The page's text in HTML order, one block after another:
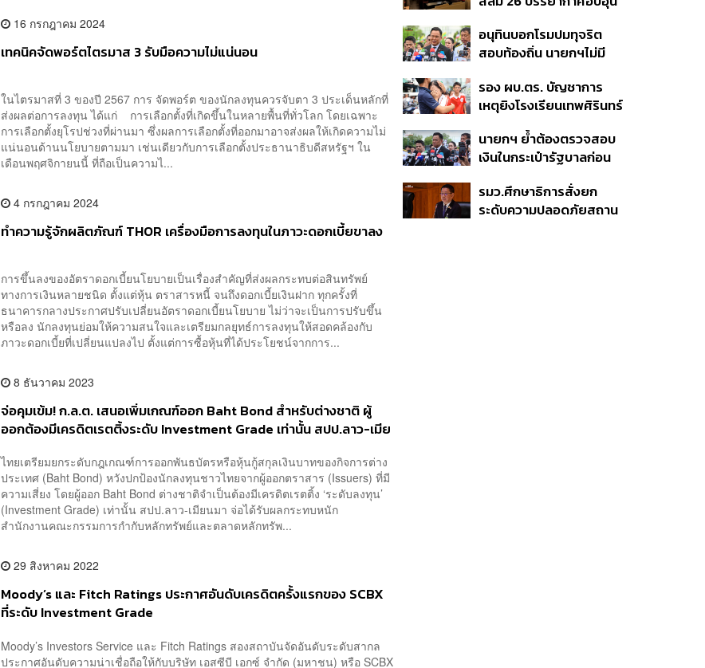
16 กรกฎาคม 2024
เทคนิคจัดพอร์ตไตรมาส 3 รับมือความไม่แน่นอน
ในไตรมาสที่ 3 ของปี 2567 การ จัดพอร์ต ของนักลงทุนควรจับตา 3 ประเด็นหลักที่
ส่งผลต่อการลงทุน ได้แก่ การเลือกตั้งที่เกิดขึ้นในหลายพื้นที่ทั่วโลก โดยเฉพาะ
การเลือกตั้งยุโรปช่วงที่ผ่านมา ซึ่งผลการเลือกตั้งที่ออกมาอาจส่งผลให้เกิดความไม่
แน่นอนด้านนโยบายตามมา เช่นเดียวกับการเลือกตั้งประธานาธิบดีสหรัฐฯ ใน
เดือนพฤศจิกายนนี้ ที่ถือเป็นความไ...
4 กรกฎาคม 2024
ทำความรู้จักผลิตภัณฑ์ THOR เครื่องมือการลงทุนในภาวะดอกเบี้ยขาลง
การขึ้นลงของอัตราดอกเบี้ยนโยบายเป็นเรื่องสำคัญที่ส่งผลกระทบต่อสินทรัพย์
ทางการเงินหลายชนิด ตั้งแต่หุ้น ตราสารหนี้ จนถึงดอกเบี้ยเงินฝาก ทุกครั้งที่
ธนาคารกลางประกาศปรับเปลี่ยนอัตราดอกเบี้ยนโยบาย ไม่ว่าจะเป็นการปรับขึ้น
หรือลง นักลงทุนย่อมให้ความสนใจและเตรียมกลยุทธ์การลงทุนให้สอดคล้องกับ
ภาวะดอกเบี้ยที่เปลี่ยนแปลงไป ตั้งแต่การซื้อหุ้นที่ได้ประโยชน์จากการ...
8 ธันวาคม 2023
จ่อคุมเข้ม! ก.ล.ต. เสนอเพิ่มเกณฑ์ออก Baht Bond สำหรับต่างชาติ ผู้
ออกต้องมีเครดิตเรตติ้งระดับ Investment Grade เท่านั้น สปป.ลาว-เมีย
ไทยเตรียมยกระดับกฎเกณฑ์การออกพันธบัตรหรือหุ้นกู้สกุลเงินบาทของกิจการต่าง
ประเทศ (Baht Bond) หวังปกป้องนักลงทุนชาวไทยจากผู้ออกตราสาร (Issuers) ที่มี
ความเสี่ยง โดยผู้ออก Baht Bond ต่างชาติจำเป็นต้องมีเครดิตเรตติ้ง ‘ระดับลงทุน’
(Investment Grade) เท่านั้น สปป.ลาว-เมียนมา จ่อได้รับผลกระทบหนัก
สำนักงานคณะกรรมการกำกับหลักทรัพย์และตลาดหลักทรัพ...
29 สิงหาคม 2022
Moody’s และ Fitch Ratings ประกาศอันดับเครดิตครั้งแรกของ SCBX
ที่ระดับ Investment Grade
Moody’s Investors Service และ Fitch Ratings สองสถาบันจัดอันดับระดับสากล
ประกาศอันดับความน่าเชื่อถือให้กับบริษัท เอสซีบี เอกซ์ จำกัด (มหาชน) หรือ SCBX
อนุทินบอกโรมปมทุจริต
สอบท้องถิ่น นายกฯไม่มี
คนผิดมาลงโทษ
รอง ผบ.ตร. บัญชาการ
เหตุยิงโรงเรียนเทพศิรินทร์
ยืนยันไร้คนติดค้าง พบศพ
ปู่-ย่าที่บ้านพักผู้ก่อเหตุ
นายกฯ ย้ำต้องตรวจสอบ
เงินในกระเป๋ารัฐบาลก่อน
เฟส 2 หรือปรับเกณฑ์
50:50 ยันเงินคงคลัง
รมว.ศึกษาธิการสั่งยก
ระดับความปลอดภัยสถาน